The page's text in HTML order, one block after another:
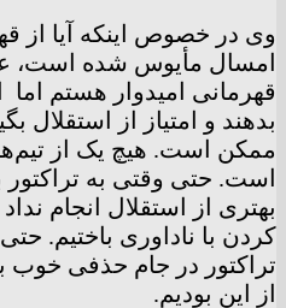
وی در خصوص اینکه آیا از
امسال مأیوس شده است،
قهرمانی امیدوار هستم اما
بدهند و امتیاز از استقلال
ممکن است. هیچ یک از تیم‌ها
است. حتی وقتی به تراکتور
بهتری از استقلال انجام
کردن با ناداوری باختیم.
تراکتور در جام حذفی خوب
از این بودیم.